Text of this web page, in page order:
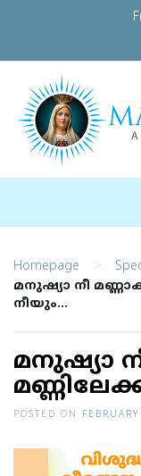
Homepage >
മനുഷ്യാ നീ
നീയും…
മനുഷ്യാ
POSTED ON